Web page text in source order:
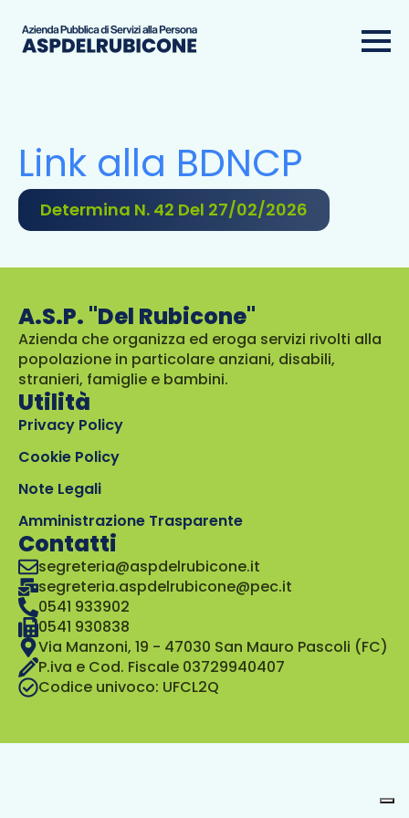
Link alla BDNCP
Determina N. 42 Del 27/02/2026
A.S.P. "Del Rubicone"
Azienda che organizza ed eroga servizi rivolti alla
popolazione in particolare anziani, disabili,
stranieri, famiglie e bambini.
Utilità
Privacy Policy
Cookie Policy
Note Legali
Amministrazione Trasparente
Contatti
segreteria@aspdelrubicone.it
segreteria.aspdelrubicone@pec.it
0541 933902
0541 930838
Via Manzoni, 19 - 47030 San Mauro Pascoli (FC)
P.iva e Cod. Fiscale 03729940407
Codice univoco: UFCL2Q